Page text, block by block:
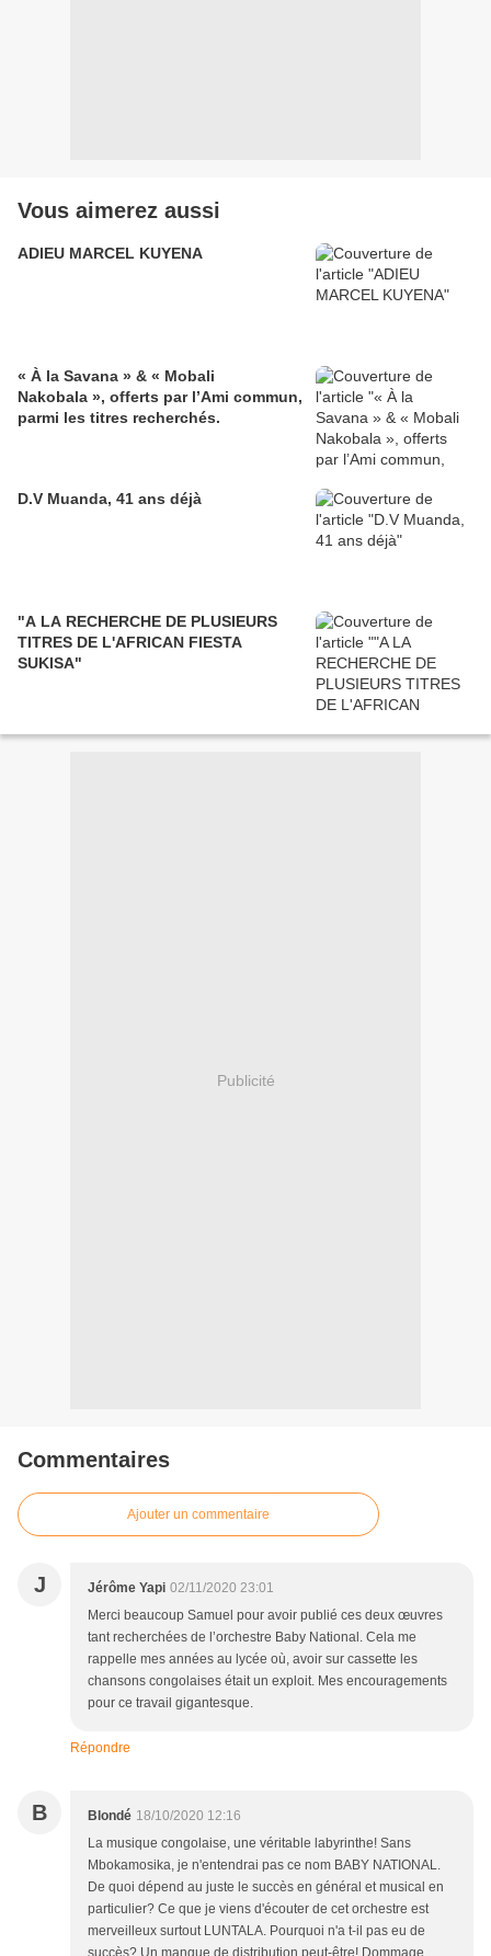
Vous aimerez aussi
ADIEU MARCEL KUYENA
« À la Savana » & « Mobali
Nakobala », offerts par l’Ami commun,
parmi les titres recherchés.
D.V Muanda, 41 ans déjà
"A LA RECHERCHE DE PLUSIEURS
TITRES DE L'AFRICAN FIESTA
SUKISA"
Publicité
Commentaires
Ajouter un commentaire
J Jérôme Yapi 02/11/2020 23:01
Merci beaucoup Samuel pour avoir publié ces deux œuvres
tant recherchées de l’orchestre Baby National. Cela me
rappelle mes années au lycée où, avoir sur cassette les
chansons congolaises était un exploit. Mes encouragements
pour ce travail gigantesque.
Répondre
B Blondé 18/10/2020 12:16
La musique congolaise, une véritable labyrinthe! Sans
Mbokamosika, je n'entendrai pas ce nom BABY NATIONAL.
De quoi dépend au juste le succès en général et musical en
particulier? Ce que je viens d'écouter de cet orchestre est
merveilleux surtout LUNTALA. Pourquoi n'a t-il pas eu de
succès? Un manque de distribution peut-être! Dommage.